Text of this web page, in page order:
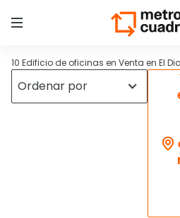
10 Edificio de oficinas en Venta en El